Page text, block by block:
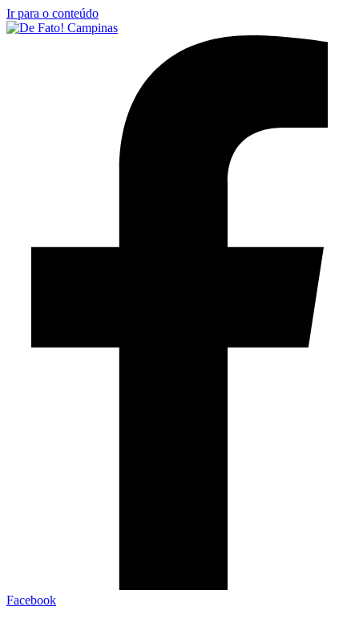
Ir para o conteúdo
Facebook